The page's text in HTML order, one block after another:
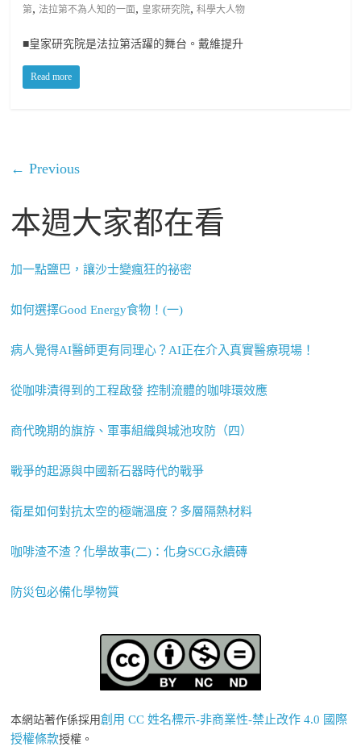
第, 法拉第不為人知的一面, 皇家研究院,科學大人物
■皇家研究院是法拉第活躍的舞台。戴維提升
Read more
← Previous
本週大家都在看
加一點鹽巴，讓沙士變瘋狂的祕密
如何選擇Good Energy食物！(一)
病人覺得AI醫師更有同理心？AI正在介入真實醫療現場！
從咖啡漬得到的工程啟發 控制流體的咖啡環效應
商代晚期的旗斿、軍事組織與城池攻防（四）
戰爭的起源與中國新石器時代的戰爭
衛星如何對抗太空的極端溫度？多層隔熱材料
咖啡渣不渣？化學故事(二)：化身SCG永續磚
防災包必備化學物質
本網站著作係採用創用 CC 姓名標示-非商業性-禁止改作 4.0 國際
授權條款授權。